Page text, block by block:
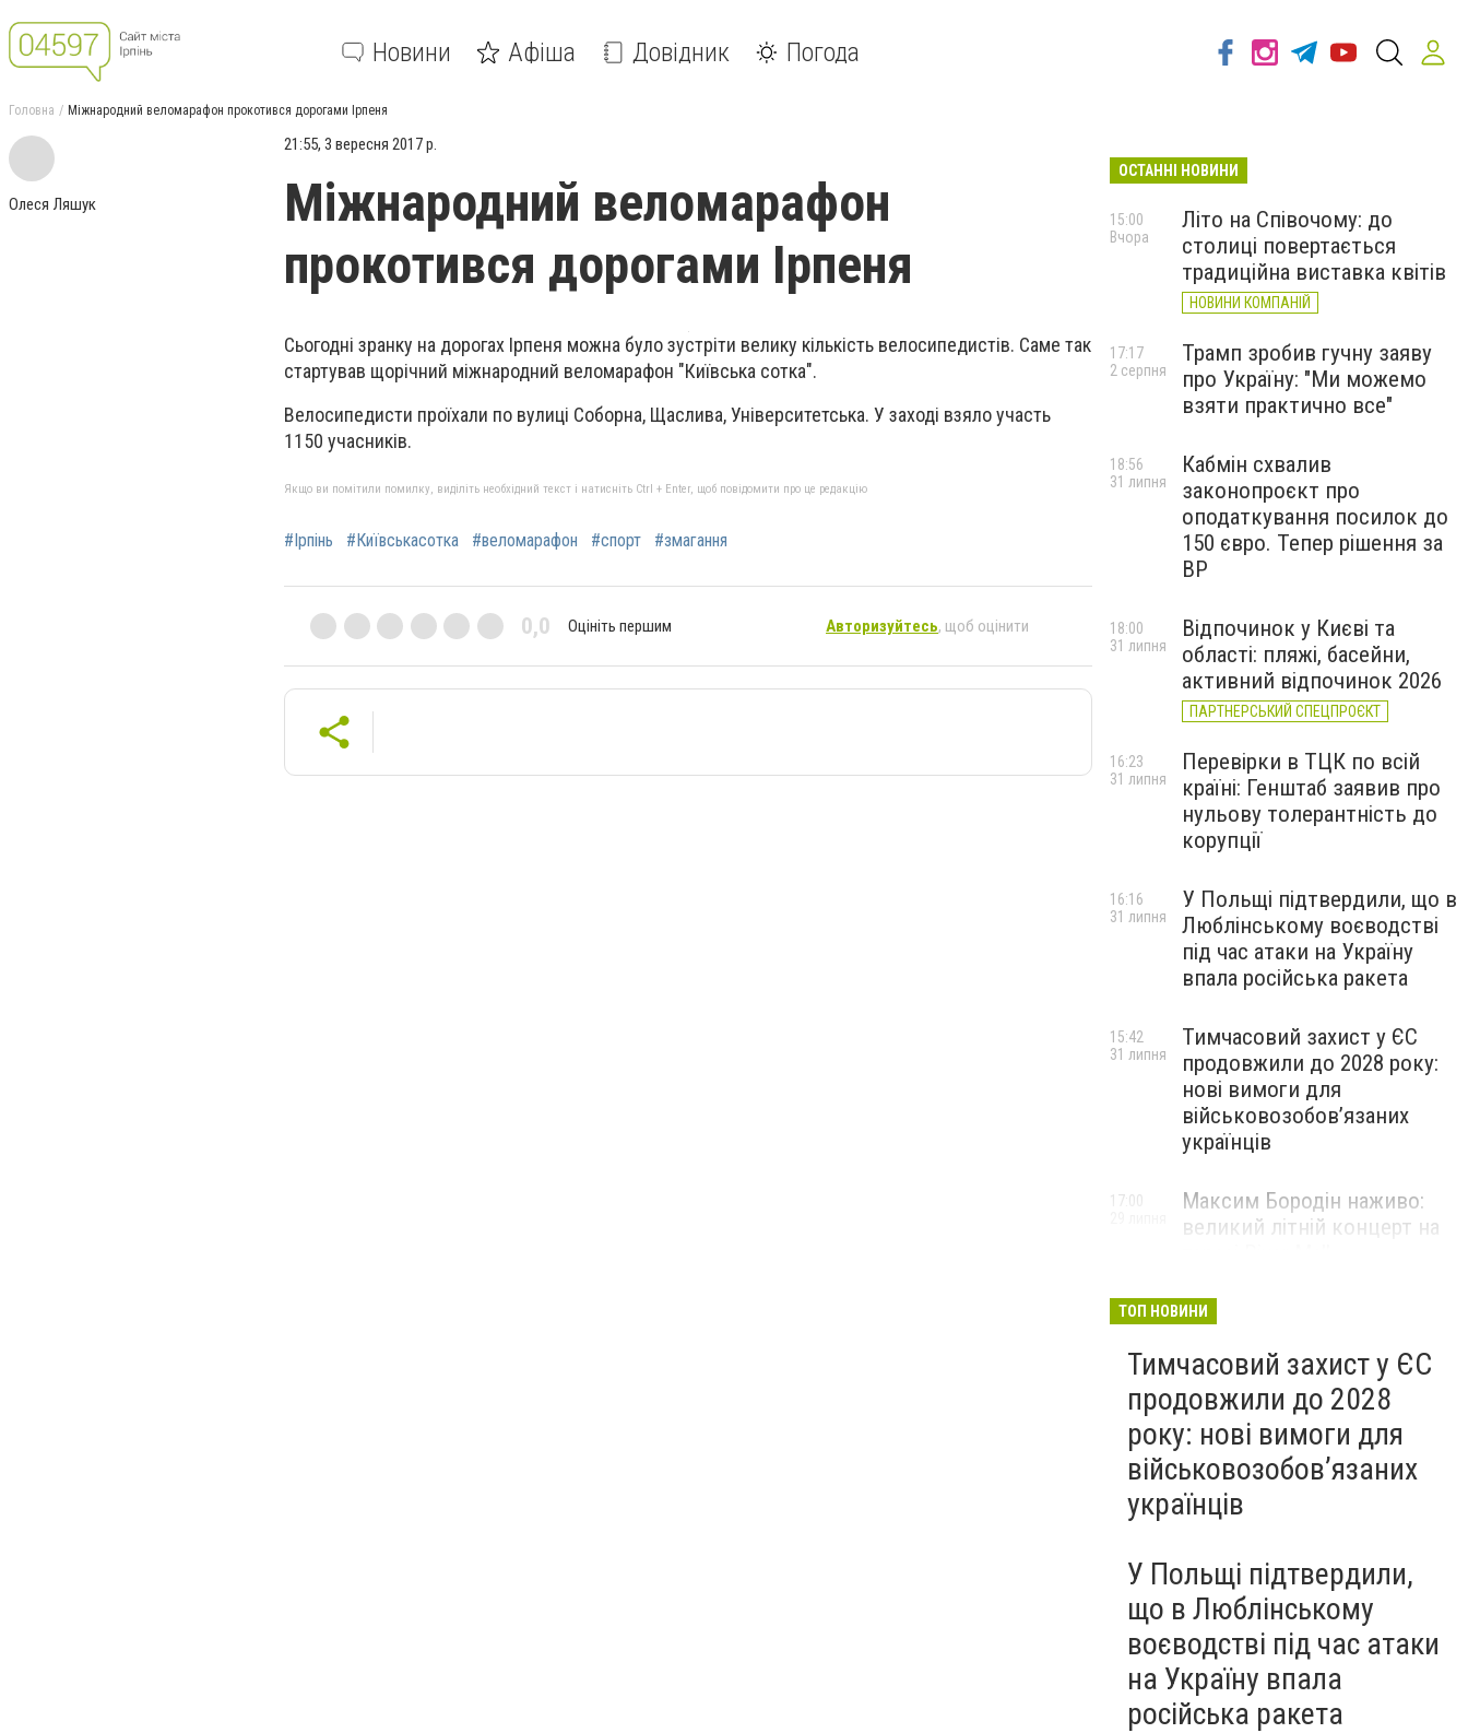
Новини Афіша Довідник Погода
Головна Міжнародний веломарафон прокотився дорогами Ірпеня
Олеся Ляшук
21:55, 3 вересня 2017 р.
Міжнародний веломарафон
прокотився дорогами Ірпеня
Сьогодні зранку на дорогах Ірпеня можна було зустріти велику кількість велосипедистів. Саме так
стартував щорічний міжнародний веломарафон "Київська сотка".
Велосипедисти проїхали по вулиці Соборна, Щаслива, Університетська. У заході взяло участь
1150 учасників.
Якщо ви помітили помилку, виділіть необхідний текст і натисніть Ctrl + Enter, щоб повідомити про це редакцію
#Ірпінь #Київськасотка #веломарафон #спорт #змагання
0,0 Оцініть першим Авторизуйтесь, щоб оцінити
ОСТАННІ НОВИНИ
Літо на Співочому: до
столиці повертається
традиційна виставка квітів
НОВИНИ КОМПАНІЙ
15:00
Вчора
Трамп зробив гучну заяву
про Україну: "Ми можемо
взяти практично все"
17:17
2 серпня
Кабмін схвалив
законопроєкт про
оподаткування посилок до
150 євро. Тепер рішення за
ВР
18:56
31 липня
Відпочинок у Києві та
області: пляжі, басейни,
активний відпочинок 2026
ПАРТНЕРСЬКИЙ СПЕЦПРОЄКТ
18:00
31 липня
Перевірки в ТЦК по всій
країні: Генштаб заявив про
нульову толерантність до
корупції
16:23
31 липня
У Польщі підтвердили, що в
Люблінському воєводстві
під час атаки на Україну
впала російська ракета
16:16
31 липня
Тимчасовий захист у ЄС
продовжили до 2028 року:
нові вимоги для
військовозобов’язаних
українців
15:42
31 липня
Максим Бородін наживо:
великий літній концерт на
17:00
ТОП НОВИНИ
Тимчасовий захист у ЄС
продовжили до 2028
року: нові вимоги для
військовозобов’язаних
українців
У Польщі підтвердили,
що в Люблінському
воєводстві під час атаки
на Україну впала
російська ракета